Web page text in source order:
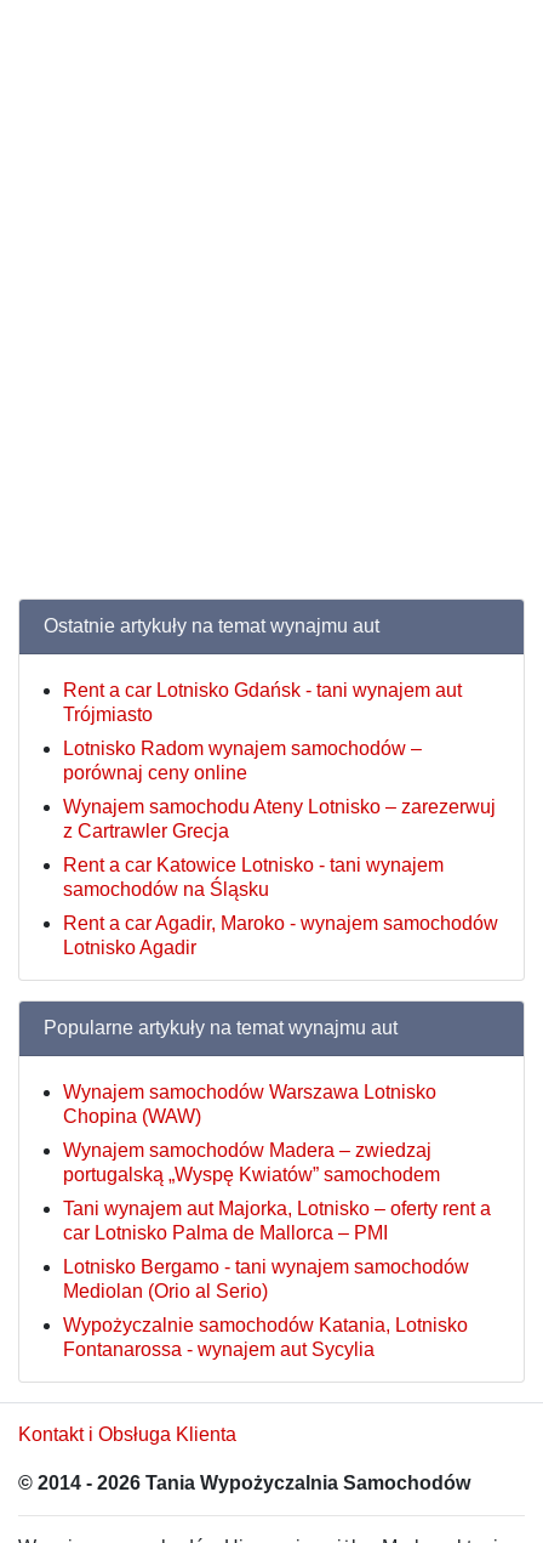
Ostatnie artykuły na temat wynajmu aut
Rent a car Lotnisko Gdańsk - tani wynajem aut
Trójmiasto
Lotnisko Radom wynajem samochodów –
porównaj ceny online
Wynajem samochodu Ateny Lotnisko – zarezerwuj
z Cartrawler Grecja
Rent a car Katowice Lotnisko - tani wynajem
samochodów na Śląsku
Rent a car Agadir, Maroko - wynajem samochodów
Lotnisko Agadir
Popularne artykuły na temat wynajmu aut
Wynajem samochodów Warszawa Lotnisko
Chopina (WAW)
Wynajem samochodów Madera – zwiedzaj
portugalską „Wyspę Kwiatów” samochodem
Tani wynajem aut Majorka, Lotnisko – oferty rent a
car Lotnisko Palma de Mallorca – PMI
Lotnisko Bergamo - tani wynajem samochodów
Mediolan (Orio al Serio)
Wypożyczalnie samochodów Katania, Lotnisko
Fontanarossa - wynajem aut Sycylia
Kontakt i Obsługa Klienta
© 2014 - 2026 Tania Wypożyczalnia Samochodów